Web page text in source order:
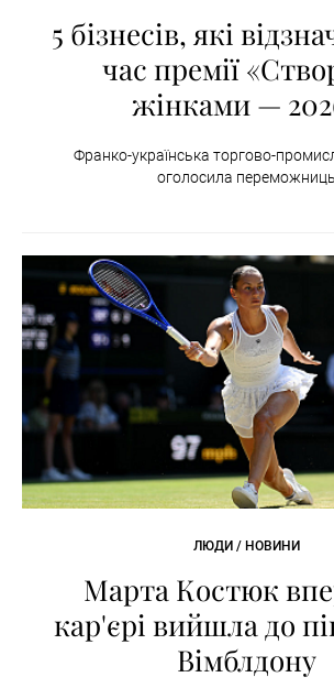
5 бізнесів, які
час премії
жінками —
Франко-українська торгово-
оголосила переможниць
ЛЮДИ / НОВИНИ
Марта Костюк
кар'єрі вийшла до
Вімблдону